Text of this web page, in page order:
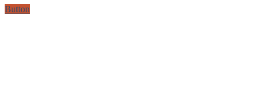
Button